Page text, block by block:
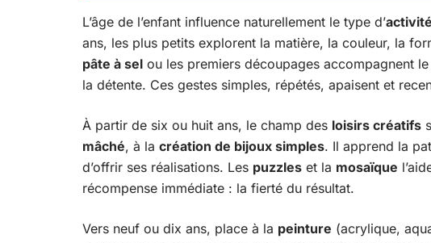
L’âge de l’enfant influence naturellement le type d’
ans, les plus petits explorent la matière, la couleur, la
pâte à sel ou les premiers découpages accompagnent
la détente. Ces gestes simples, répétés, apaisent et
À partir de six ou huit ans, le champ des loisirs créatifs
mâché, à la création de bijoux simples. Il apprend la
d’offrir ses réalisations. Les puzzles et la mosaïque
récompense immédiate : la fierté du résultat.
Vers neuf ou dix ans, place à la peinture (acrylique,